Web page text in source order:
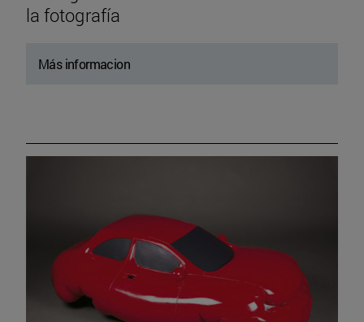
la fotografía
Más informacion